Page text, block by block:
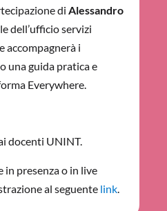
di Alessandro
dell’ufficio servizi
accompagnerà i
una guida pratica e
Everywhere.
docenti UNINT.
in presenza o in live
al seguente link